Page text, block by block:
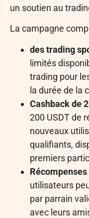
un soutien au
La campagne
des trading
limités
trading pour
la durée de la
Cashback de
200 USDT de
nouveaux
qualifiants,
premiers
utilisateurs
par parrain
avec leurs